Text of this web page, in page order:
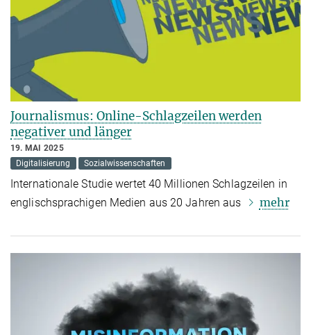
Journalismus: Online-Schlagzeilen werden
negativer und länger
19. MAI 2025
Digitalisierung
Sozialwissenschaften
Internationale Studie wertet 40 Millionen Schlagzeilen in
englischsprachigen Medien aus 20 Jahren aus
mehr